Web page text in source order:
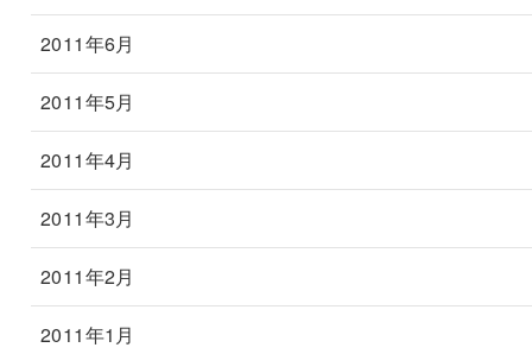
2011年6月
2011年5月
2011年4月
2011年3月
2011年2月
2011年1月